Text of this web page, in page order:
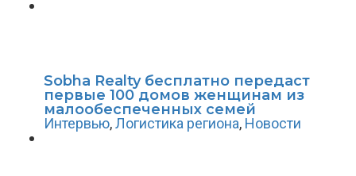
Sobha Realty бесплатно передаст
первые 100 домов женщинам из
малообеспеченных семей
Интервью,Логистика региона, Новости